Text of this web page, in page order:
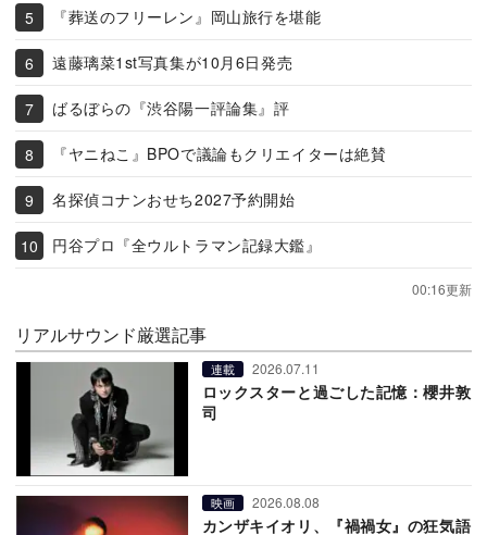
『葬送のフリーレン』岡山旅行を堪能
遠藤璃菜1st写真集が10月6日発売
ばるぼらの『渋谷陽一評論集』評
『ヤニねこ』BPOで議論もクリエイターは絶賛
名探偵コナンおせち2027予約開始
円谷プロ『全ウルトラマン記録大鑑』
00:16更新
リアルサウンド厳選記事
連載 2026.07.11
ロックスターと過ごした記憶：櫻井敦
司
映画 2026.08.08
カンザキイオリ、『禍禍女』の狂気語